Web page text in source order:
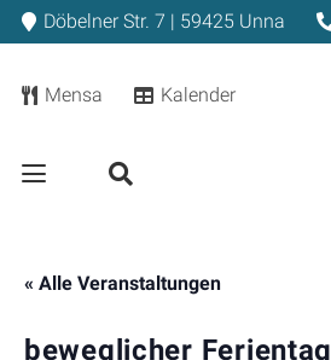
Döbelner Str. 7 | 59425 Unna
Mensa Kalender
« Alle Veranstaltungen
beweglicher Ferientag